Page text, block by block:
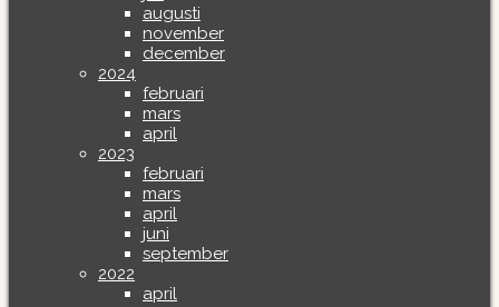
augusti
november
december
2024
februari
mars
april
2023
februari
mars
april
juni
september
2022
april